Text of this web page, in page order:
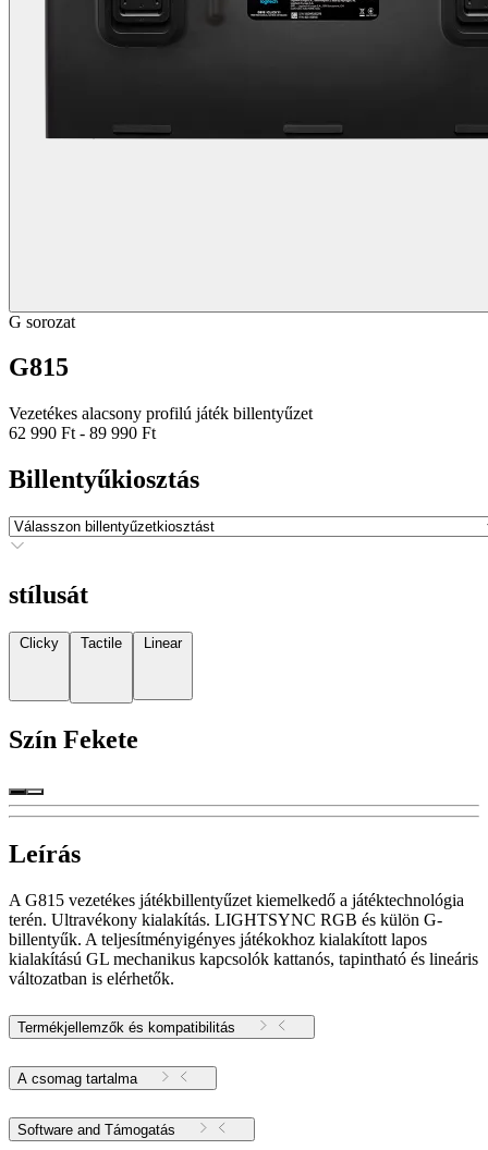
G sorozat
G815
Vezetékes alacsony profilú játék billentyűzet
62 990 Ft - 89 990 Ft
Billentyűkiosztás
stílusát
Clicky Tactile Linear
Szín Fekete
Leírás
A G815 vezetékes játékbillentyűzet kiemelkedő a játéktechnológia
terén. Ultravékony kialakítás. LIGHTSYNC RGB és külön G-
billentyűk. A teljesítményigényes játékokhoz kialakított lapos
kialakítású GL mechanikus kapcsolók kattanós, tapintható és lineáris
változatban is elérhetők.
Termékjellemzők és kompatibilitás
A csomag tartalma
Software and Támogatás